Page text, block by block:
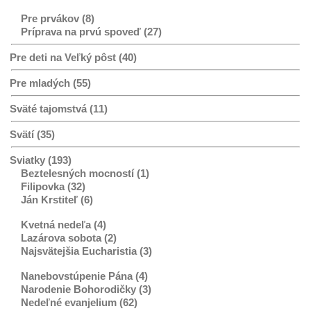
Pre prvákov (8)
Príprava na prvú spoveď (27)
Pre deti na Veľký pôst (40)
Pre mladých (55)
Sväté tajomstvá (11)
Svätí (35)
Sviatky (193)
Beztelesných mocností (1)
Filipovka (32)
Ján Krstiteľ (6)
Kvetná nedeľa (4)
Lazárova sobota (2)
Najsvätejšia Eucharistia (3)
Nanebovstúpenie Pána (4)
Narodenie Bohorodičky (3)
Nedeľné evanjelium (62)